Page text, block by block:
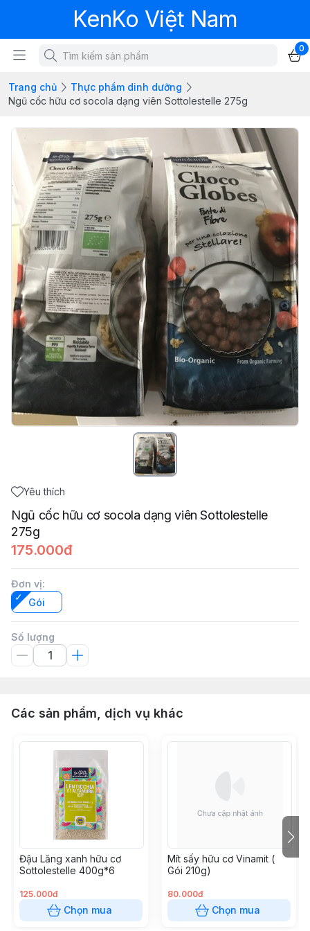
KenKo Việt Nam
0
Trang chủ
Thực phẩm dinh dưỡng
Ngũ cốc hữu cơ socola dạng viên Sottolestelle 275g
Yêu thích
Ngũ cốc hữu cơ socola dạng viên Sottolestelle
275g
175.000đ
Đơn vị:
Gói
Số lượng
Các sản phẩm, dịch vụ khác
Đậu Lăng xanh hữu cơ
Sottolestelle 400g*6
125.000đ
Chọn mua
Mít sấy hữu cơ Vinamit (
Gói 210g)
80.000đ
Chọn mua